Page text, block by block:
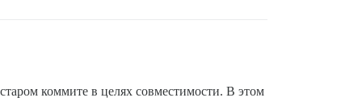
`<main>'
`require' коммите в целях совместимости. В этом